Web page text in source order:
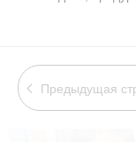
 Предыдущая